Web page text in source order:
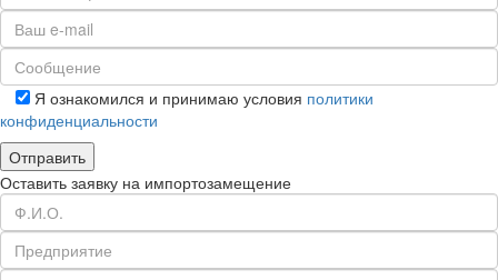
Я ознакомился и принимаю условия политики
конфиденциальности
Оставить заявку на импортозамещение